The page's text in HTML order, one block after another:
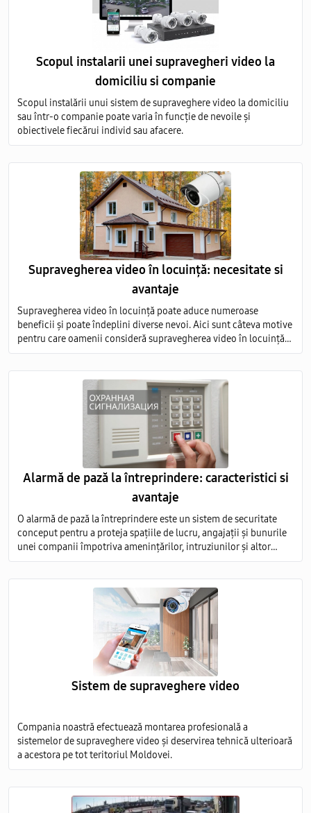
Scopul instalarii unei supravegheri video la
domiciliu si companie
Scopul instalării unui sistem de supraveghere video la domiciliu
sau într-o companie poate varia în funcție de nevoile și
obiectivele fiecărui individ sau afacere.
Supravegherea video în locuință: necesitate si
avantaje
Supravegherea video în locuință poate aduce numeroase
beneficii și poate îndeplini diverse nevoi. Aici sunt câteva motive
pentru care oamenii consideră supravegherea video în locuință
ca fiind necesară, precum și avantajele asociate acestei practici
Alarmă de pază la întreprindere: caracteristici si
avantaje
O alarmă de pază la întreprindere este un sistem de securitate
conceput pentru a proteja spațiile de lucru, angajații și bunurile
unei companii împotriva amenințărilor, intruziunilor și altor
evenimente nedorite.
Sistem de supraveghere video
Compania noastră efectuează montarea profesională a
sistemelor de supraveghere video și deservirea tehnică ulterioară
a acestora pe tot teritoriul Moldovei.